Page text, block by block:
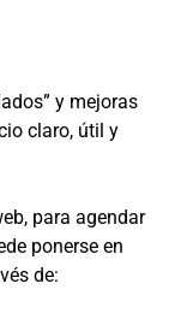
y mejoras
claro, útil y
para agendar
ponerse en
de: